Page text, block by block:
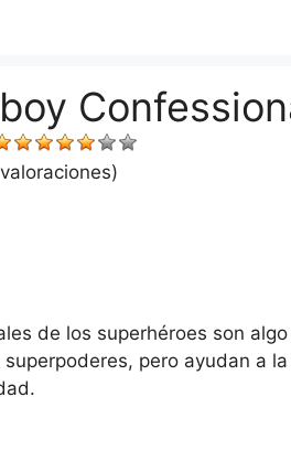
de los superhéroes son
pero ayudan a